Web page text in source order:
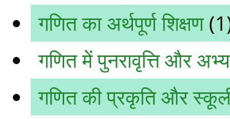
गणित का अर्थपूर्ण शिक्षण
गणित में पुनरावृत्ति और
गणित की प्रकृति और